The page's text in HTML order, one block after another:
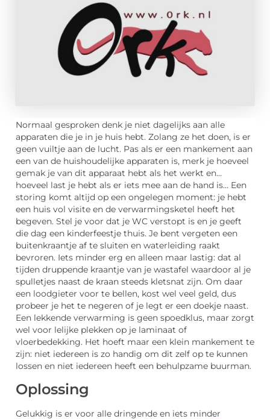
Normaal gesproken denk je niet dagelijks aan alle
apparaten die je in je huis hebt. Zolang ze het doen, is er
geen vuiltje aan de lucht. Pas als er een mankement aan
een van de huishoudelijke apparaten is, merk je hoeveel
gemak je van dit apparaat hebt als het werkt en…
hoeveel last je hebt als er iets mee aan de hand is… Een
storing komt altijd op een ongelegen moment: je hebt
een huis vol visite en de verwarmingsketel heeft het
begeven. Stel je voor dat je WC verstopt is en je geeft
die dag een kinderfeestje thuis. Je bent vergeten een
buitenkraantje af te sluiten en waterleiding raakt
bevroren. Iets minder erg en alleen maar lastig: dat al
tijden druppende kraantje van je wastafel waardoor al je
spulletjes naast de kraan steeds kletsnat zijn. Om daar
een loodgieter voor te bellen, kost wel veel geld, dus
probeer je het te negeren of je legt er een doekje naast.
Een lekkende verwarming is geen spoedklus, maar zorgt
wel voor lelijke plekken op je laminaat of
vloerbedekking. Het hoeft maar een klein mankement te
zijn: niet iedereen is zo handig om dit zelf op te kunnen
lossen en niet iedereen heeft een behulpzame buurman.
Oplossing
Gelukkig is er voor alle dringende en iets minder